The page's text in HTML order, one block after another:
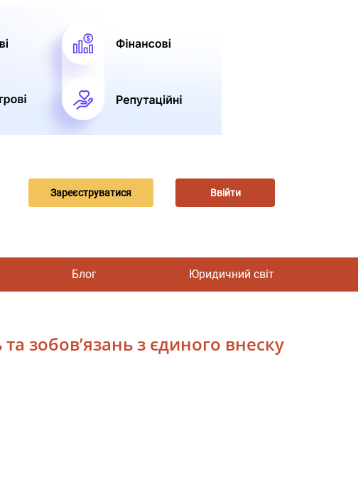
Зареєструватися Ввійти
Блог Юридичний світ
зобов’язань з єдиного внеску